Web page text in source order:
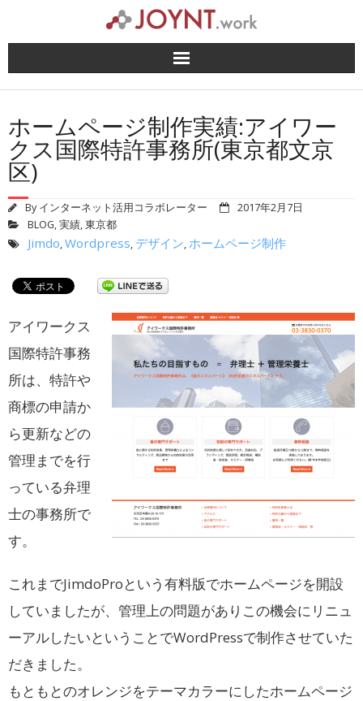
content
ホームページ制作実績:アイワー
クス国際特許事務所(東京都文京
区)
Byインターネット活用コラボレーター
2017年2月7日
BLOG,実績,東京都
Jimdo,Wordpress, デザイン,ホームページ制作
アイワークス
国際特許事務
所は、特許や
商標の申請か
ら更新などの
管理までを行
っている弁理
士の事務所で
す。
これまでJimdoProという有料版でホームページを開設
していましたが、管理上の問題がありこの機会にリニュ
ーアルしたいということでWordPressで制作させていた
だきました。
もともとのオレンジをテーマカラーにしたホームページ